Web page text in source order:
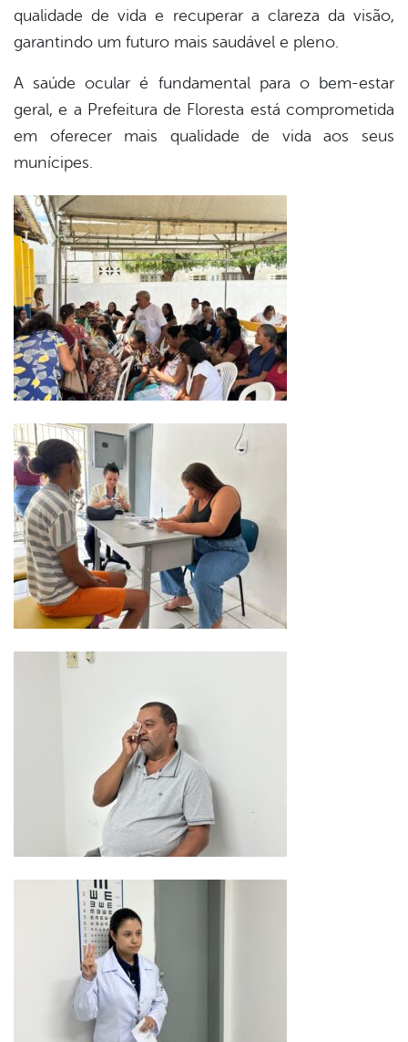
qualidade de vida e recuperar a clareza da visão,
garantindo um futuro mais saudável e pleno.
A saúde ocular é fundamental para o bem-estar
geral, e a Prefeitura de Floresta está comprometida
em oferecer mais qualidade de vida aos seus
munícipes.